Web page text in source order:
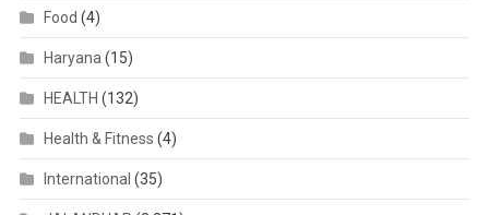
Food (4)
Haryana(15)
HEALTH (132)
Health & Fitness (4)
International (35)